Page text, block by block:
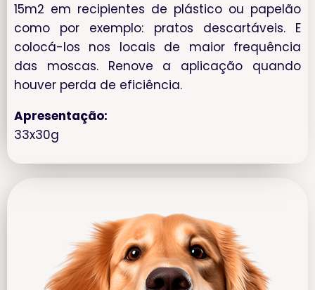
15m2 em recipientes de plástico ou papelão
como por exemplo: pratos descartáveis. E
colocá-los nos locais de maior frequência
das moscas. Renove a aplicação quando
houver perda de eficiência.
Apresentação:
33x30g